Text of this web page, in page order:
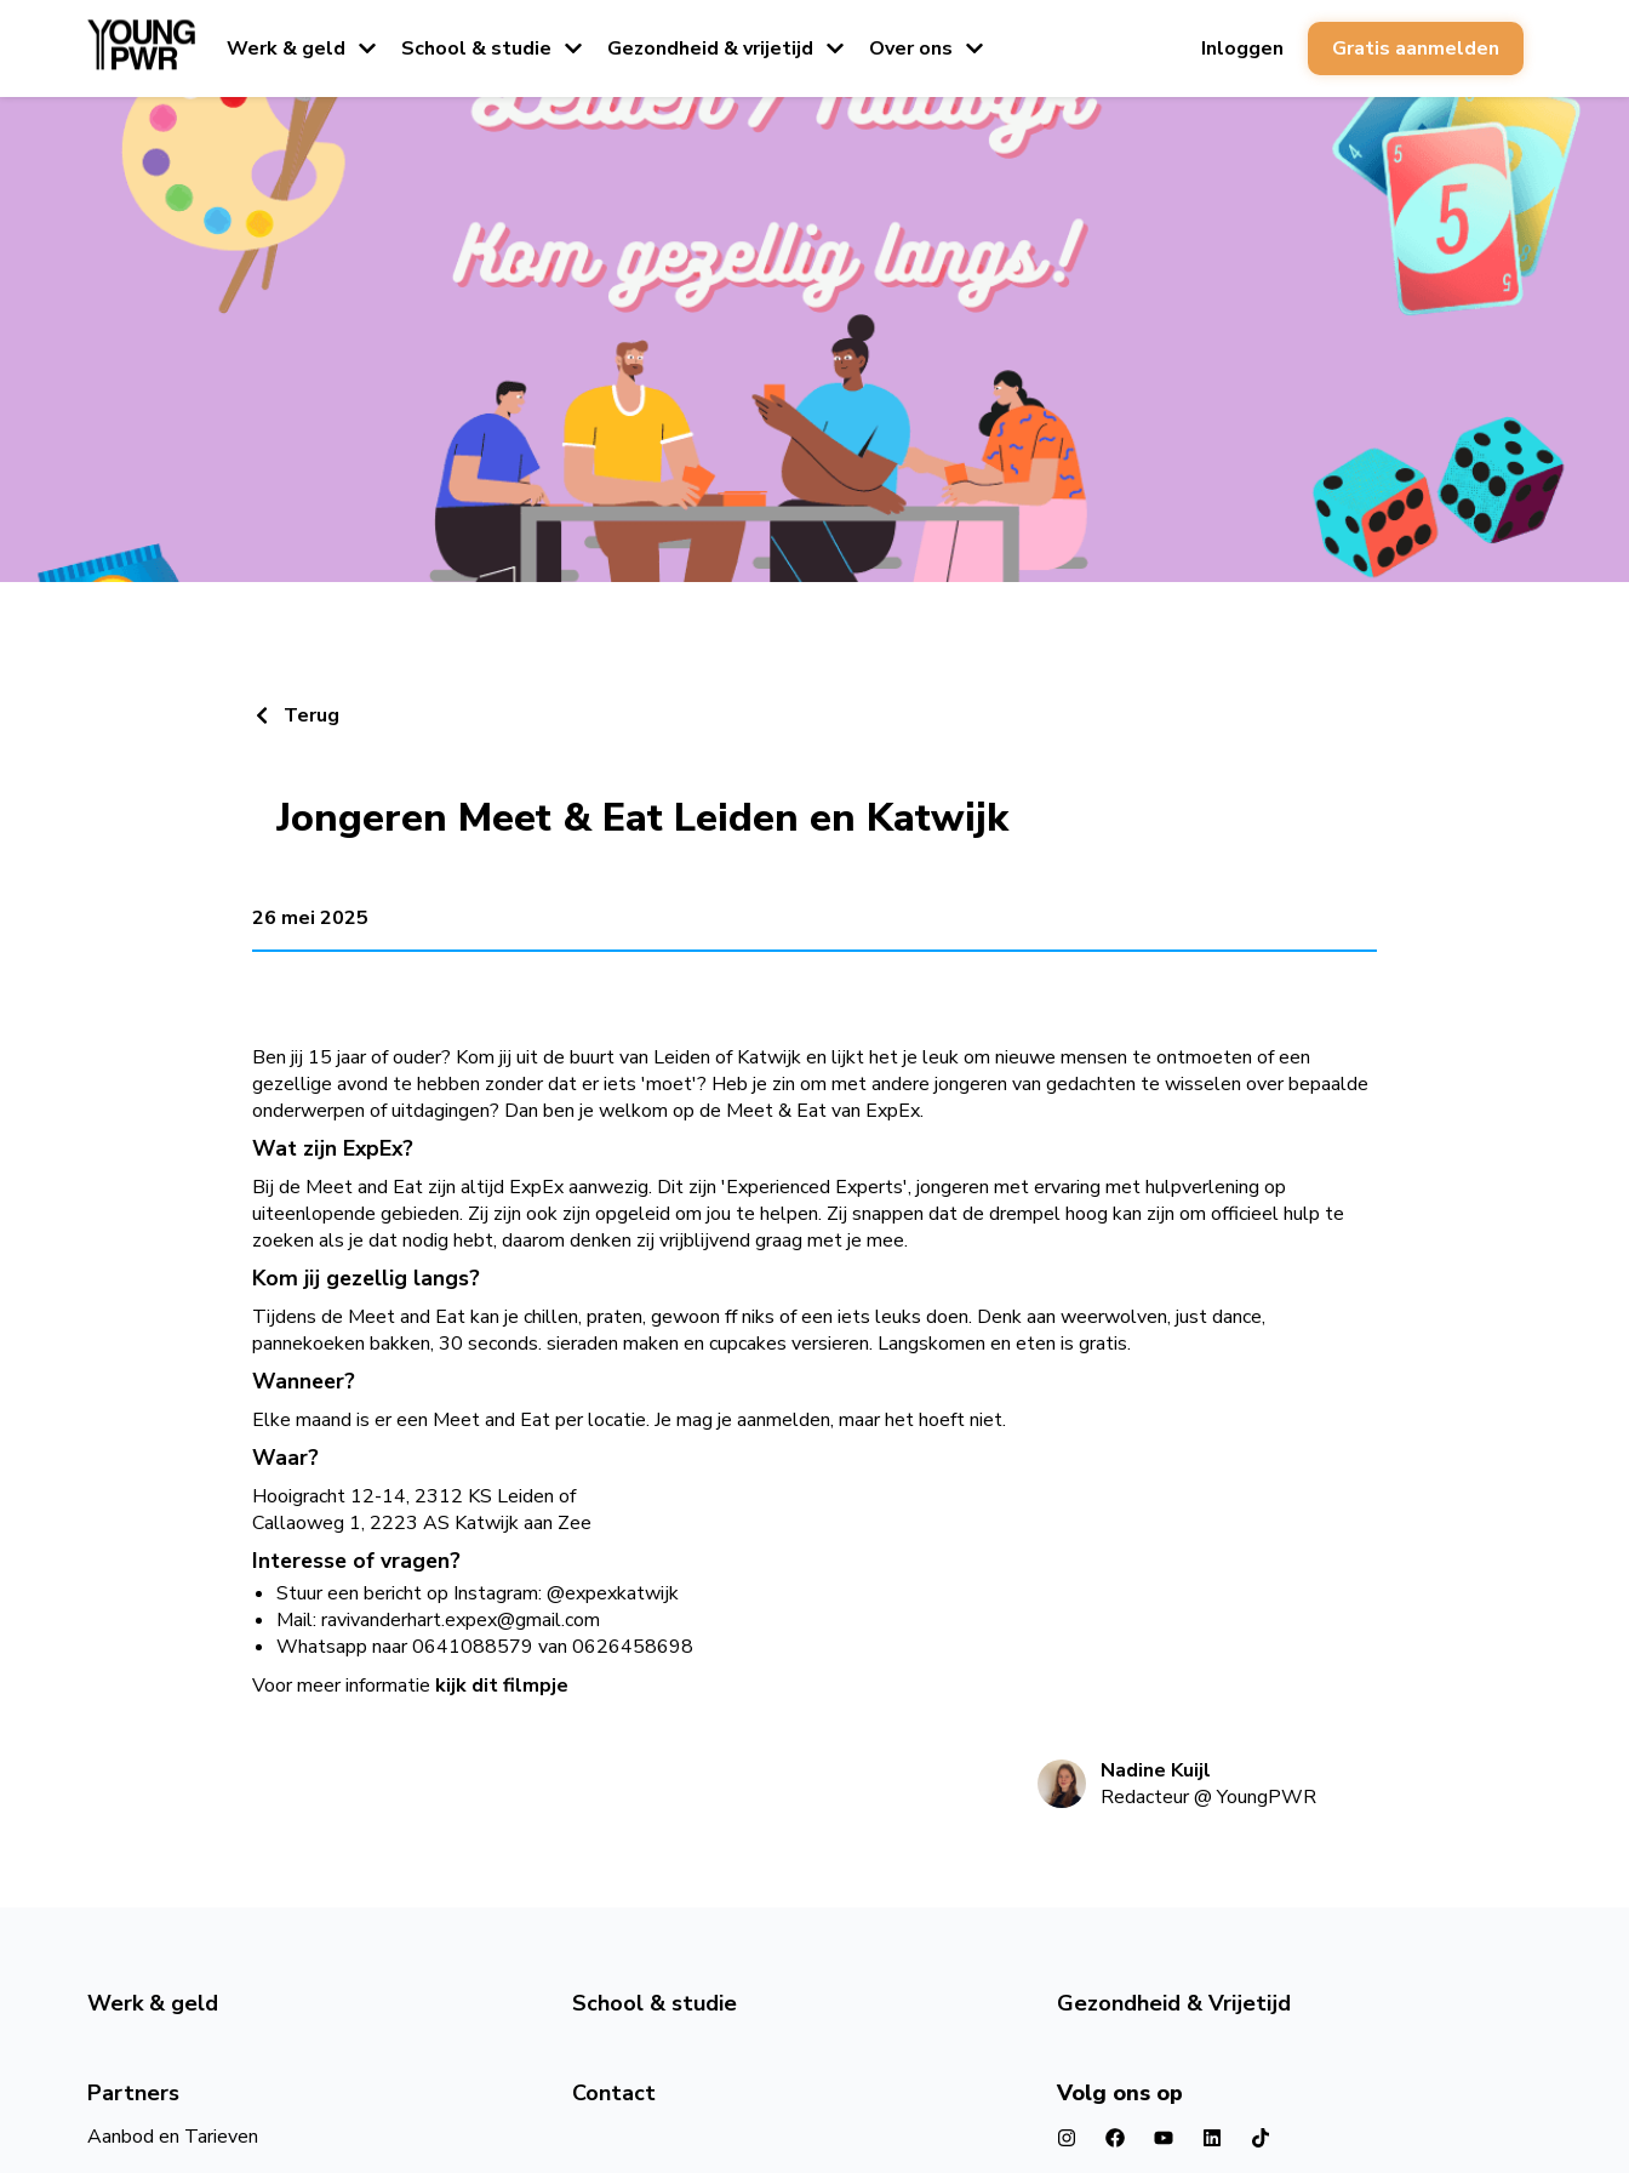
Werk & geld School & studie Gezondheid & vrijetijd Over ons Inloggen Gratis aanmelden
Terug
Jongeren Meet & Eat Leiden en Katwijk
26 mei 2025
Ben jij 15 jaar of ouder? Kom jij uit de buurt van Leiden of Katwijk en lijkt het je leuk om nieuwe mensen te ontmoeten of een
gezellige avond te hebben zonder dat er iets 'moet'? Heb je zin om met andere jongeren van gedachten te wisselen over bepaalde
onderwerpen of uitdagingen? Dan ben je welkom op de Meet & Eat van ExpEx.
Wat zijn ExpEx?
Bij de Meet and Eat zijn altijd ExpEx aanwezig. Dit zijn 'Experienced Experts', jongeren met ervaring met hulpverlening op
uiteenlopende gebieden. Zij zijn ook zijn opgeleid om jou te helpen. Zij snappen dat de drempel hoog kan zijn om officieel hulp te
zoeken als je dat nodig hebt, daarom denken zij vrijblijvend graag met je mee.
Kom jij gezellig langs?
Tijdens de Meet and Eat kan je chillen, praten, gewoon ff niks of een iets leuks doen. Denk aan weerwolven, just dance,
pannekoeken bakken, 30 seconds. sieraden maken en cupcakes versieren. Langskomen en eten is gratis.
Wanneer?
Elke maand is er een Meet and Eat per locatie. Je mag je aanmelden, maar het hoeft niet.
Waar?
Hooigracht 12-14, 2312 KS Leiden of
Callaoweg 1, 2223 AS Katwijk aan Zee
Interesse of vragen?
Stuur een bericht op Instagram: @expexkatwijk
Mail: ravivanderhart.expex@gmail.com
Whatsapp naar 0641088579 van 0626458698
Voor meer informatie kijk dit filmpje
Nadine Kuijl
Redacteur@YoungPWR
Werk & geld School & studie Gezondheid & Vrijetijd
Partners
Aanbod en Tarieven
Contact Volg ons op